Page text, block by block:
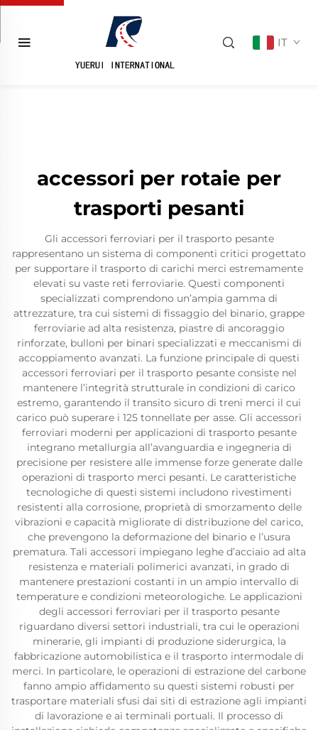
IT
accessori per rotaie per
trasporti pesanti
Gli accessori ferroviari per il trasporto pesante
rappresentano un sistema di componenti critici progettato
per supportare il trasporto di carichi merci estremamente
elevati su vaste reti ferroviarie. Questi componenti
specializzati comprendono un’ampia gamma di
attrezzature, tra cui sistemi di fissaggio del binario, grappe
ferroviarie ad alta resistenza, piastre di ancoraggio
rinforzate, bulloni per binari specializzati e meccanismi di
accoppiamento avanzati. La funzione principale di questi
accessori ferroviari per il trasporto pesante consiste nel
mantenere l’integrità strutturale in condizioni di carico
estremo, garantendo il transito sicuro di treni merci il cui
carico può superare i 125 tonnellate per asse. Gli accessori
ferroviari moderni per applicazioni di trasporto pesante
integrano metallurgia all’avanguardia e ingegneria di
precisione per resistere alle immense forze generate dalle
operazioni di trasporto merci pesanti. Le caratteristiche
tecnologiche di questi sistemi includono rivestimenti
resistenti alla corrosione, proprietà di smorzamento delle
vibrazioni e capacità migliorate di distribuzione del carico,
che prevengono la deformazione del binario e l’usura
prematura. Tali accessori impiegano leghe d’acciaio ad alta
resistenza e materiali polimerici avanzati, in grado di
mantenere prestazioni costanti in un ampio intervallo di
temperature e condizioni meteorologiche. Le applicazioni
degli accessori ferroviari per il trasporto pesante
riguardano diversi settori industriali, tra cui le operazioni
minerarie, gli impianti di produzione siderurgica, la
fabbricazione automobilistica e il trasporto intermodale di
merci. In particolare, le operazioni di estrazione del carbone
fanno ampio affidamento su questi sistemi robusti per
trasportare materiali sfusi dai siti di estrazione agli impianti
di lavorazione e ai terminali portuali. Il processo di